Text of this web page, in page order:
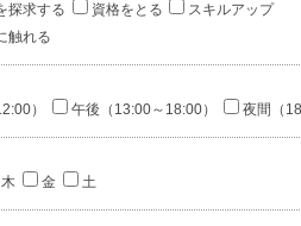
探求する 資格をとる
スキルアップ
触れる
） 午後（13:00～18:00） 夜間（
木 金 土